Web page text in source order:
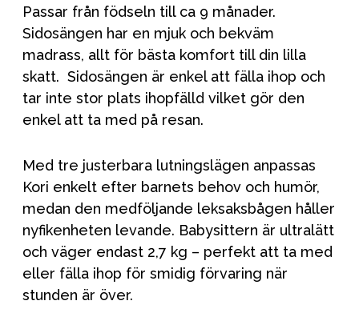
Passar från födseln till ca 9 månader.
Sidosängen har en mjuk och bekväm
madrass, allt för bästa komfort till din lilla
skatt. Sidosängen är enkel att fälla ihop och
tar inte stor plats ihopfälld vilket gör den
enkel att ta med på resan.
Med tre justerbara lutningslägen anpassas
Kori enkelt efter barnets behov och humör,
medan den medföljande leksaksbågen håller
nyfikenheten levande. Babysittern är ultralätt
och väger endast 2,7 kg – perfekt att ta med
eller fälla ihop för smidig förvaring när
stunden är över.